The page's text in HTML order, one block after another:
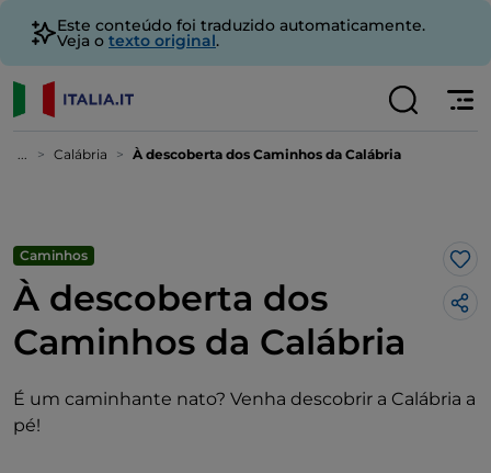
Este conteúdo foi traduzido automaticamente.
Veja o texto original.
... Calábria À descoberta dos Caminhos da Calábria
Caminhos
À descoberta dos
Caminhos da Calábria
É um caminhante nato? Venha descobrir a Calábria a
pé!